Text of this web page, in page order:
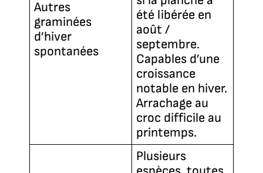
Autres
graminées
d’hiver
spontanées
été libérée en
août /
septembre.
Capables d’une
croissance
notable en hiver.
Arrachage au
croc difficile au
printemps.
Plusieurs